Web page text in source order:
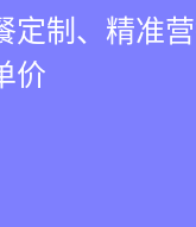
馆预约、服
理
定制、精准
价
排班、技师
源利用率
服务方案执